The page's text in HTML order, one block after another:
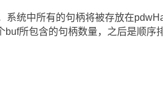
统中所有的句柄将被存放在
所包含的句柄数量，之后是顺序